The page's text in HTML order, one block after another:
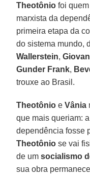
Theotônio foi
marxista da
primeira etapa da
do sistema mundo,
Wallerstein,
Gunder Frank,
trouxe ao Brasil.
Theotônio eVânia
que mais queriam:
dependência fosse
Theotônio se vai
de umsocialismo
sua obra